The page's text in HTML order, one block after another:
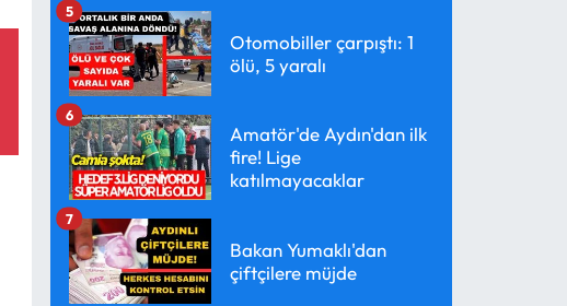
Otomobiller çarpıştı: 1
ölü, 5 yaralı
5
Amatör'de Aydın'dan ilk
fire! Lige
katılmayacaklar
6
Bakan Yumaklı'dan
çiftçilere müjde
7